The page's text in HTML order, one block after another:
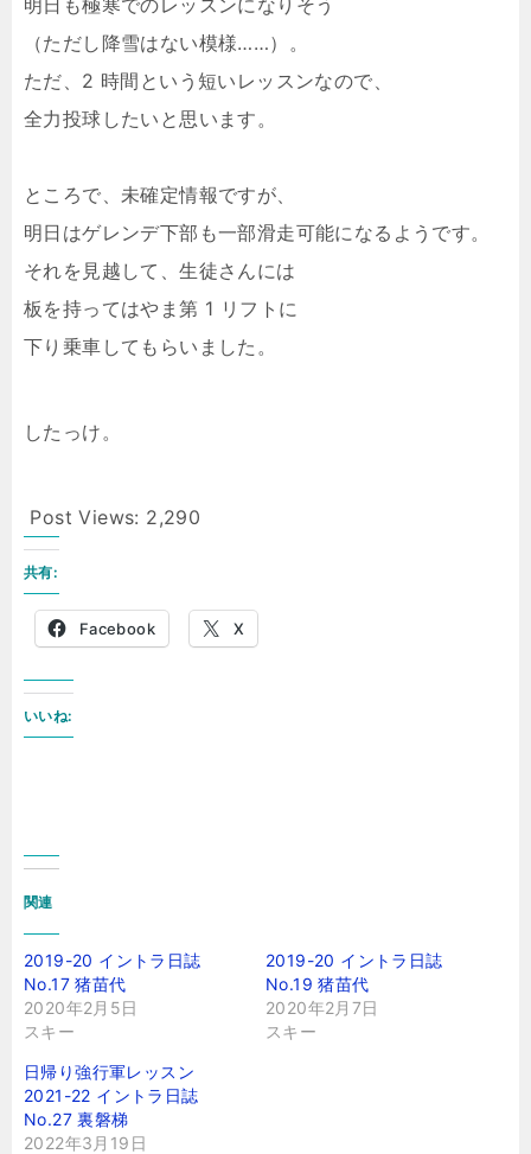
明日も極寒でのレッスンになりそう
（ただし降雪はない模様……）。
ただ、2 時間という短いレッスンなので、
全力投球したいと思います。
ところで、未確定情報ですが、
明日はゲレンデ下部も一部滑走可能になるようです。
それを見越して、生徒さんには
板を持ってはやま第 1 リフトに
下り乗車してもらいました。
したっけ。
Post Views: 2,290
共有:
Facebook X
いいね:
関連
2019-20 イントラ日誌
No.17 猪苗代
2020年2月5日
スキー
2019-20 イントラ日誌
No.19 猪苗代
2020年2月7日
スキー
日帰り強行軍レッスン
2021-22 イントラ日誌
No.27 裏磐梯
2022年3月19日